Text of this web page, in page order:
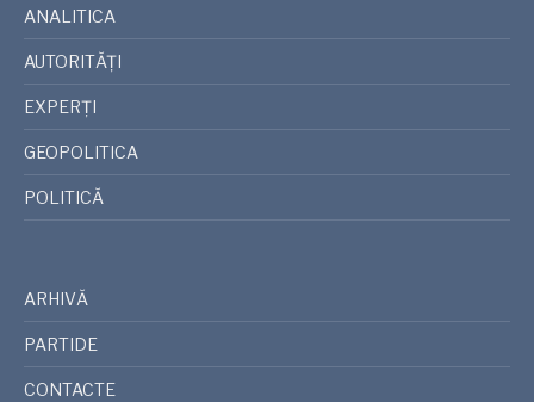
ANALITICA
AUTORITĂȚI
EXPERȚI
GEOPOLITICA
POLITICĂ
ARHIVĂ
PARTIDE
CONTACTE